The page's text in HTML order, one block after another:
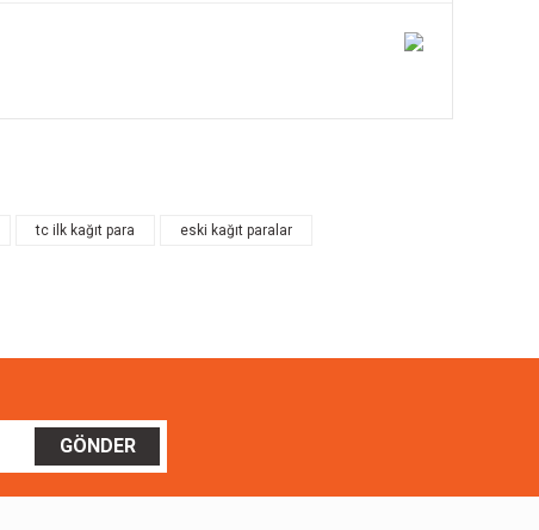
tc ilk kağıt para eski kağıt paralar
GÖNDER